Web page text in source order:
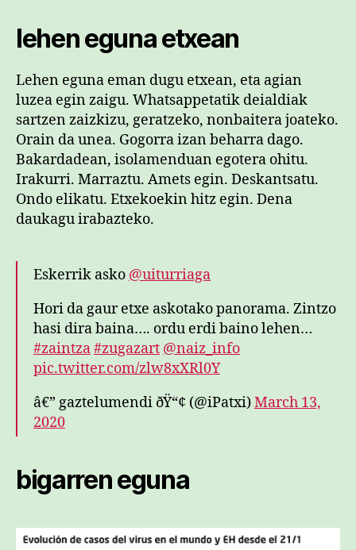
lehen eguna etxean
Lehen eguna eman dugu etxean, eta agian
luzea egin zaigu. Whatsappetatik deialdiak
sartzen zaizkizu, geratzeko, nonbaitera joateko.
Orain da unea. Gogorra izan beharra dago.
Bakardadean, isolamenduan egotera ohitu.
Irakurri. Marraztu. Amets egin. Deskantsatu.
Ondo elikatu. Etxekoekin hitz egin. Dena
daukagu irabazteko.
Eskerrik asko @uiturriaga
Hori da gaur etxe askotako panorama. Zintzo
hasi dira baina…. ordu erdi baino lehen…
#zaintza#zugazart @naiz_info
pic.twitter.com/zlw8xXRl0Y
â€” gaztelumendi ðŸ“¢ (@iPatxi)March 13,
2020
bigarren eguna